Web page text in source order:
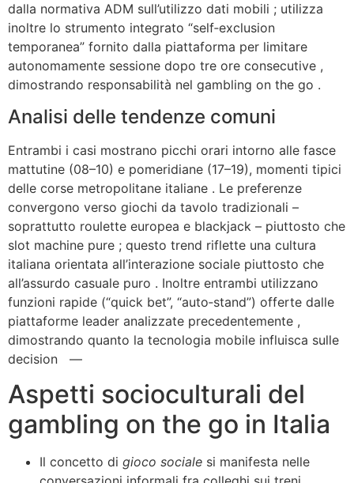
dalla normativa ADM sull’utilizzo dati mobili ; utilizza
inoltre lo strumento integrato “self‑exclusion
temporanea” fornito dalla piattaforma per limitare
autonomamente sessione dopo tre ore consecutive ,
dimostrando responsabilità nel gambling on the go .
Analisi delle tendenze comuni
Entrambi i casi mostrano picchi orari intorno alle fasce
mattutine (08–10) e pomeridiane (17–19), momenti tipici
delle corse metropolitane italiane . Le preferenze
convergono verso giochi da tavolo tradizionali –
soprattutto roulette europea e blackjack – piuttosto che
slot machine pure ; questo trend riflette una cultura
italiana orientata all’interazione sociale piuttosto che
all’assurdo casuale puro . Inoltre entrambi utilizzano
funzioni rapide (“quick bet”, “auto‑stand”) offerte dalle
piattaforme leader analizzate precedentemente ,
dimostrando quanto la tecnologia mobile influisca sulle
decision­​​​​​​​​​​​​​‌ ‌‌‌ ‌‌‌ ‌‌‍‌‌‍‌‌‌‌‍‌‌‌‍—⁠⁠⁠⁠︎⁣⁣⁣
Aspetti socioculturali del
gambling on the go in Italia
Il concetto di gioco sociale si manifesta nelle